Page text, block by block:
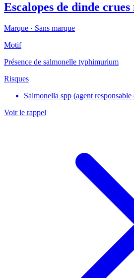
Escalopes de dinde
Marque · Sans marque
Motif
Présence de salmonelle typhimurium
Risques
Salmonella spp (agent
Voir le rappel